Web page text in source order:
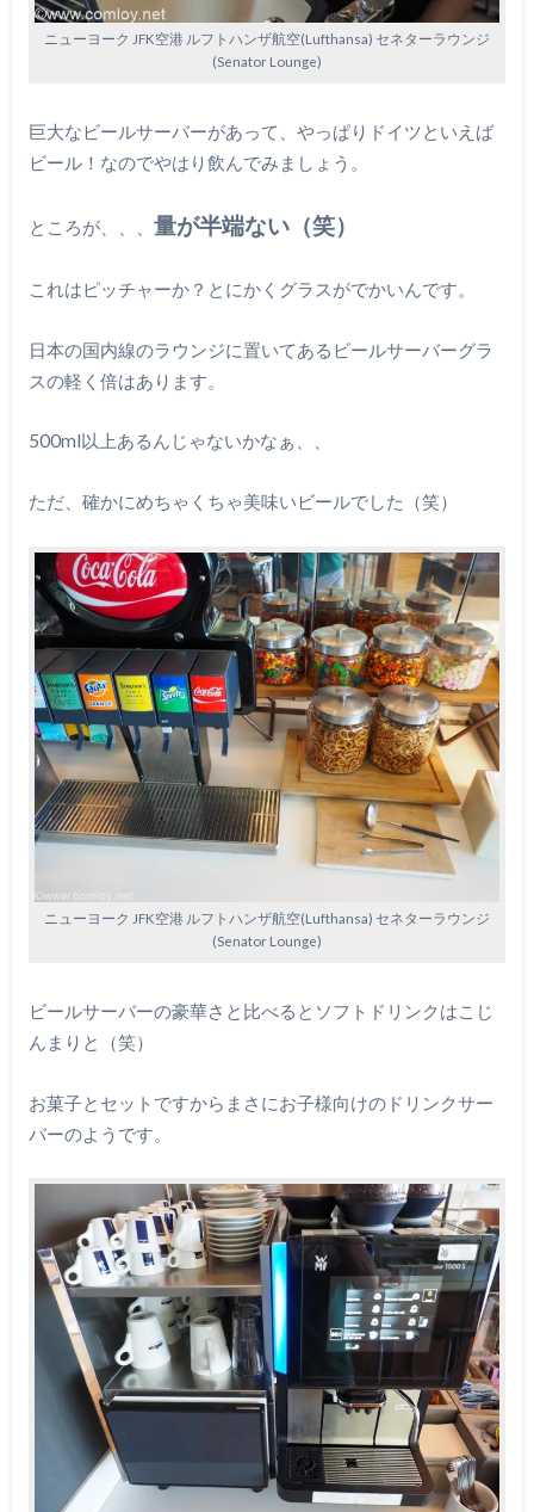
ニューヨーク JFK空港 ルフトハンザ航空(Lufthansa) セネターラウンジ
(Senator Lounge)
巨大なビールサーバーがあって、やっぱりドイツといえば
ビール！なのでやはり飲んでみましょう。
ところが、、、 量が半端ない（笑）
これはピッチャーか？とにかくグラスがでかいんです。
日本の国内線のラウンジに置いてあるビールサーバーグラ
スの軽く倍はあります。
500ml以上あるんじゃないかなぁ、、
ただ、確かにめちゃくちゃ美味いビールでした（笑）
ニューヨーク JFK空港 ルフトハンザ航空(Lufthansa) セネターラウンジ
(Senator Lounge)
ビールサーバーの豪華さと比べるとソフトドリンクはこじ
んまりと（笑）
お菓子とセットですからまさにお子様向けのドリンクサー
バーのようです。